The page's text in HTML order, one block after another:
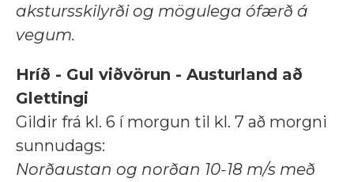
akstursskilyrði og mögulega ófærð á
vegum.
Hríð - Gul viðvörun - Austurland að
Glettingi
Gildir frá kl. 6 í morgun til kl. 7 að morgni
sunnudags:
Norðaustan og norðan 10-18 m/s með